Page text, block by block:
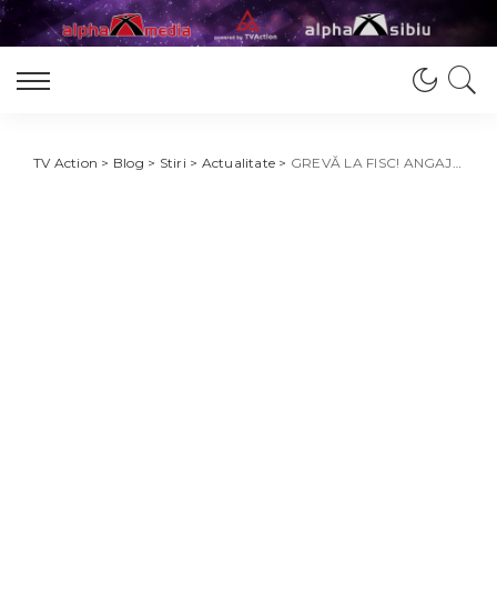
TV Action > Blog > Stiri > Actualitate > GREVĂ LA FISC! ANGAJAȚII AFP MEDGIDIA AU REFUZAT SĂ-ȘI DESFĂȘOARE ACTIVITĂȚILE